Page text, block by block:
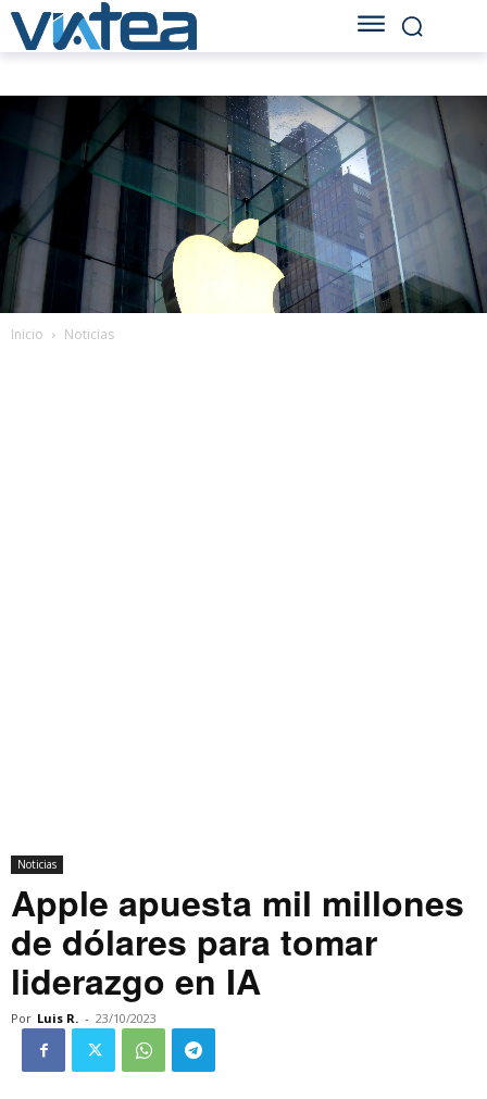
Inicio Noticias
Noticias
Apple apuesta mil millones
de dólares para tomar
liderazgo en IA
Por Luis R. - 23/10/2023